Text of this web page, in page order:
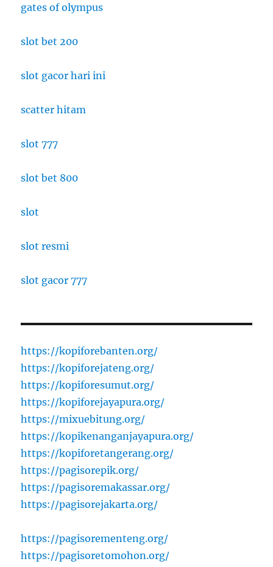
gates of olympus
slot bet 200
slot gacor hari ini
scatter hitam
slot 777
slot bet 800
slot
slot resmi
slot gacor 777
https://kopiforebanten.org/
https://kopiforejateng.org/
https://kopiforesumut.org/
https://kopiforejayapura.org/
https://mixuebitung.org/
https://kopikenanganjayapura.org/
https://kopiforetangerang.org/
https://pagisorepik.org/
https://pagisoremakassar.org/
https://pagisorejakarta.org/
https://pagisorementeng.org/
https://pagisoretomohon.org/